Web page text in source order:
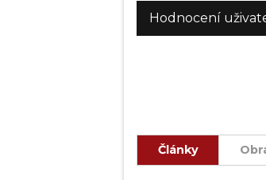
Hodnocení
Články